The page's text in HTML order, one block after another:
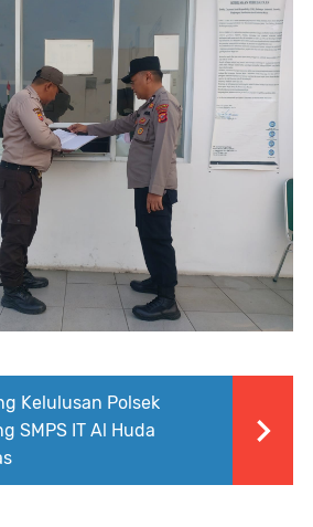
Kelulusan Polsek
SMPS IT Al Huda